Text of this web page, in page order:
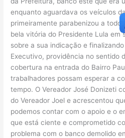
enquanto aguardava os veículos
primeiramente parabenizou a
bela vitória do Presidente Lula em
sobre a sua indicação e
Executivo, providência no sentido
cobertura na entrada do Bairro
trabalhadores possam esperar a
tempo. O Vereador José Donizeti
do Vereador Joel e acrescentou
podemos contar com o apoio e o
que está ciente e comprometido
problema com o banco demolido